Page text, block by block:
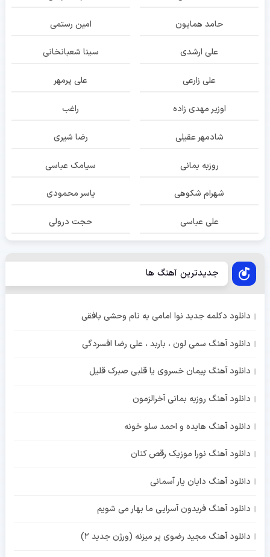
حامد همایون امین رستمی
علی ارشدی سینا شعبانخانی
علی زارعی علی پرمهر
اوزیر مهدی زاده راغب
شادمهر عقیلی رضا شیری
روزبه بمانی سیامک عباسی
شهرام شکوهی یاسر محمودی
علی عباسی حجت درولی
جدیدترین آهنگ ها
دانلود دکلمه جدید نوا امامی به نام وحشی بافقی
دانلود آهنگ سمی لون ، باربد ، علی رضا افسردگی
دانلود آهنگ پیمان خسروی یا قلبی صبرک قلیل
دانلود آهنگ روزبه بمانی آخرالزمون
دانلود آهنگ هایده و احمد سلو خونه
دانلود آهنگ نورا موزیک رقص کنان
دانلود آهنگ دایان یار آسمانی
دانلود آهنگ فریدون آسرایی ما بهار می شویم
دانلود آهنگ مجید رضوی پر میزنه (ورژن جدید 2)